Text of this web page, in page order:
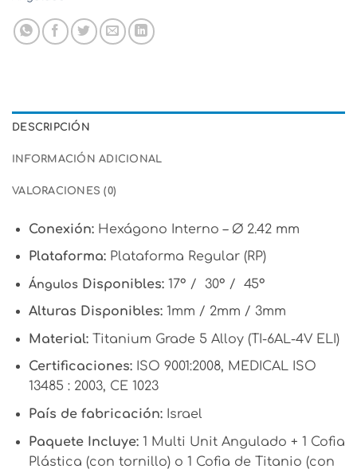
DESCRIPCIÓN
INFORMACIÓN ADICIONAL
VALORACIONES (0)
Conexión:Hexágono Interno – Ø 2.42 mm
Plataforma:Plataforma Regular (RP)
ÁngulosDisponibles: 17° / 30° / 45°
Alturas Disponibles: 1mm / 2mm / 3mm
Material: Titanium Grade 5 Alloy (TI-6AL-4V ELI)
Certificaciones:ISO 9001:2008, MEDICAL ISO
13485 : 2003, CE 1023
País de fabricación:Israel
Paquete Incluye:1 Multi Unit Angulado + 1 Cofia
Plástica (con tornillo) o 1 Cofia de Titanio (con